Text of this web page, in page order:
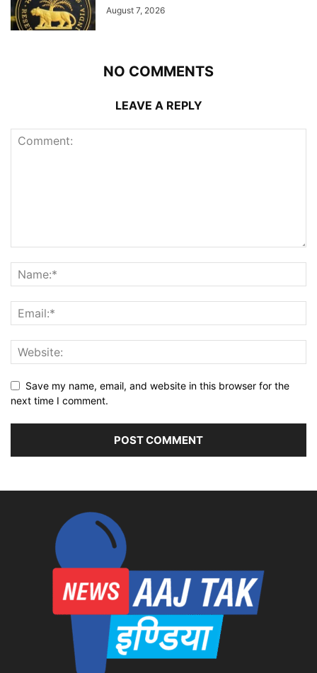
August 7, 2026
NO COMMENTS
LEAVE A REPLY
Save my name, email, and website in this browser for the
next time I comment.